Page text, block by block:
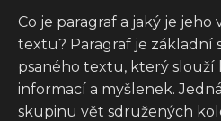
Co je paragraf a jaký je
textu? Paragraf je základní
psaného textu, který
informací a myšlenek.
skupinu vět sdružených